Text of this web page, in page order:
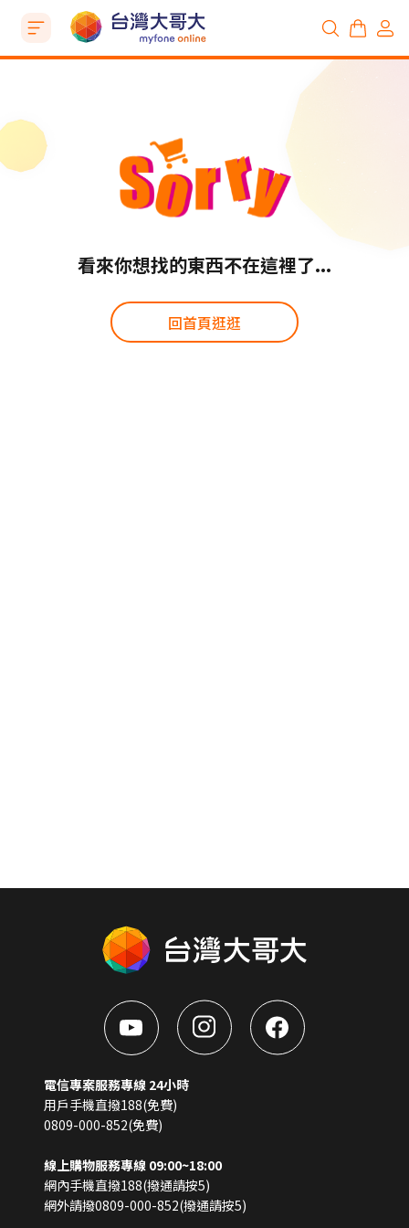
看來你想找的東西不在這裡了...
回首頁逛逛
電信專案服務專線 24小時
用戶手機直撥188(免費)
0809-000-852(免費)
線上購物服務專線 09:00~18:00
網內手機直撥188(撥通請按5)
網外請撥0809-000-852(撥通請按5)